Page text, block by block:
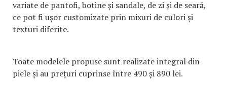
variate de pantofi, botine și sandale, de zi și de seară,
ce pot fi ușor customizate prin mixuri de culori și
texturi diferite.
Toate modelele propuse sunt realizate integral din
piele și au prețuri cuprinse între 490 și 890 lei.